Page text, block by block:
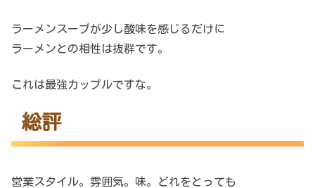
ラーメンスープが少し酸味を感じるだけに
ラーメンとの相性は抜群です。
これは最強カップルですな。
総評
営業スタイル。雰囲気。味。どれをとっても